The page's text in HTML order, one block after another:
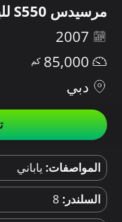
مرسيدس S550 للبيع
2007
85,000
دبي
المواصفات: ياباني
السلندر: 8